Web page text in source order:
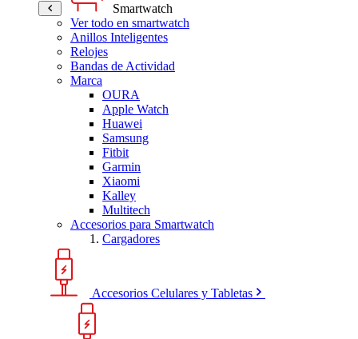
Smartwatch
Ver todo en smartwatch
Anillos Inteligentes
Relojes
Bandas de Actividad
Marca
OURA
Apple Watch
Huawei
Samsung
Fitbit
Garmin
Xiaomi
Kalley
Multitech
Accesorios para Smartwatch
Cargadores
Accesorios Celulares y Tabletas